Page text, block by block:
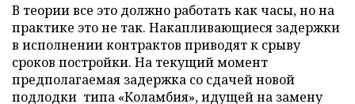
В теории все это должно работать как часы, но на
практике это не так. Накапливающиеся задержки
в исполнении контрактов приводят к срыву
сроков постройки. На текущий момент
предполагаемая задержка со сдачей новой
подлодки типа «Коламбия», идущей на замену